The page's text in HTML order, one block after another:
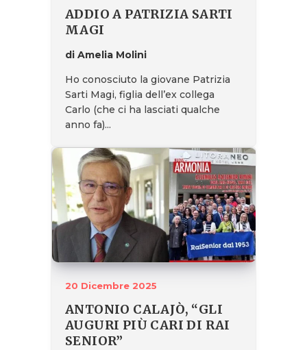
ADDIO A PATRIZIA SARTI
MAGI
di Amelia Molini
Ho conosciuto la giovane Patrizia
Sarti Magi, figlia dell’ex collega
Carlo (che ci ha lasciati qualche
anno fa)...
20 Dicembre 2025
ANTONIO CALAJÒ, “GLI
AUGURI PIÙ CARI DI RAI
SENIOR”